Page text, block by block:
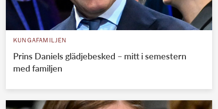
KUNGAFAMILJEN
Prins Daniels glädjebesked – mitt i semestern
med familjen